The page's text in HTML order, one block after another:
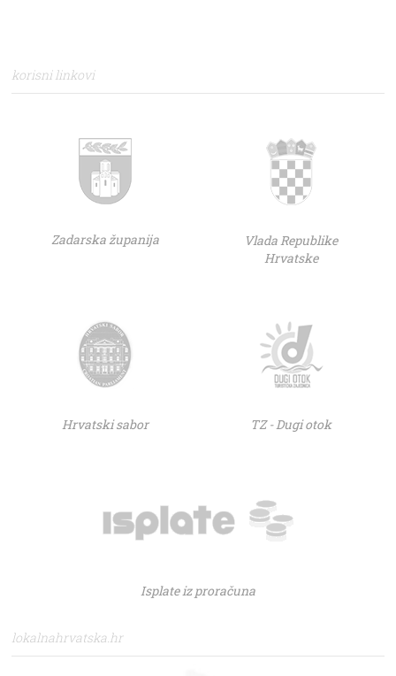
korisni linkovi
Zadarska županija
Vlada Republike
Hrvatske
Hrvatski sabor TZ - Dugi otok
Isplate iz proračuna
lokalnahrvatska.hr